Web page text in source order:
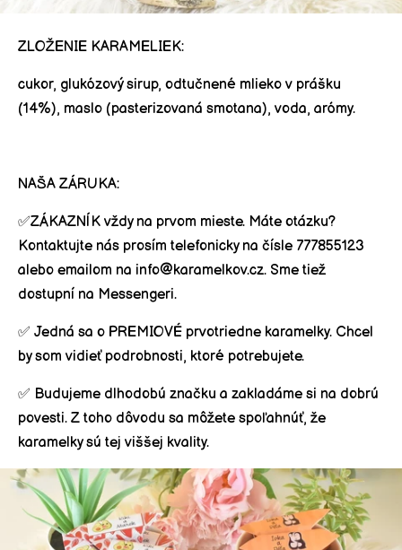
ZLOŽENIE KARAMELIEK:
cukor, glukózový sirup, odtučnené mlieko v prášku
(14%), maslo (pasterizovaná smotana), voda, arómy.
NAŠA ZÁRUKA:
✅ZÁKAZNÍK vždy na prvom mieste. Máte otázku?
Kontaktujte nás prosím telefonicky na čísle 777855123
alebo emailom na info@karamelkov.cz. Sme tiež
dostupní na Messengeri.
✅ Jedná sa o PREMIOVÉ prvotriedne karamelky. Chcel
by som vidieť podrobnosti, ktoré potrebujete.
✅ Budujeme dlhodobú značku a zakladáme si na dobrú
povesti. Z toho dôvodu sa môžete spoľahnúť, že
karamelky sú tej viššej kvality.